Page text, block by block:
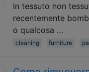
in tessuto non
recentemente
o qualcosa …
cleaning furniture